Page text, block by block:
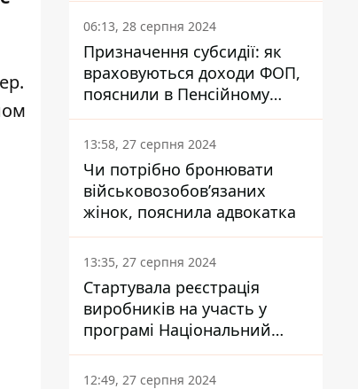
06:13, 28 серпня 2024
Призначення субсидії: як
враховуються доходи ФОП,
пояснили в Пенсійному
фонді
13:58, 27 серпня 2024
Чи потрібно бронювати
військовозобов’язаних
жінок, пояснила адвокатка
13:35, 27 серпня 2024
Стартувала реєстрація
виробників на участь у
програмі Національний
кешбек: як це зробити
через портал Дія
12:49, 27 серпня 2024